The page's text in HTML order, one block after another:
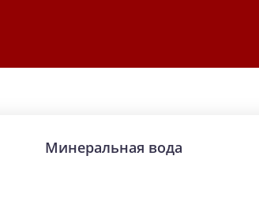
Минеральная вода